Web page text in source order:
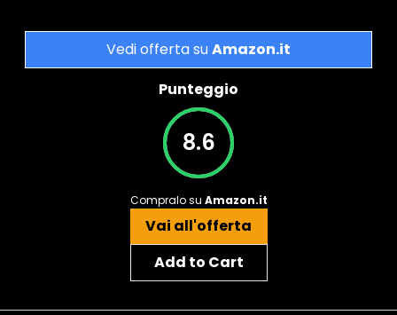
Vedi offerta suAmazon.it
Punteggio
8.6
Compralo su Amazon.it
Vai all'offerta
Add to Cart